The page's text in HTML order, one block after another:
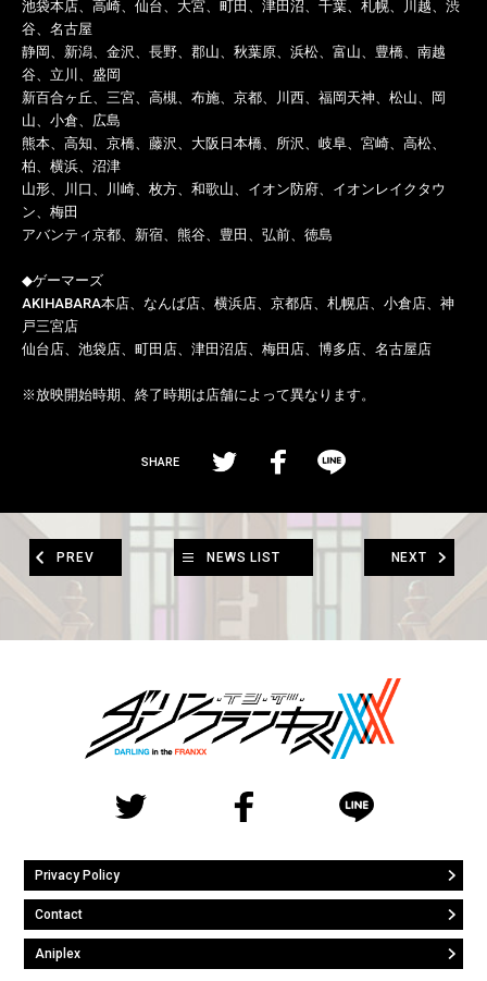
池袋本店、高崎、仙台、大宮、町田、津田沼、千葉、札幌、川越、渋
谷、名古屋
静岡、新潟、金沢、長野、郡山、秋葉原、浜松、富山、豊橋、南越
谷、立川、盛岡
新百合ヶ丘、三宮、高槻、布施、京都、川西、福岡天神、松山、岡
山、小倉、広島
熊本、高知、京橋、藤沢、大阪日本橋、所沢、岐阜、宮崎、高松、
柏、横浜、沼津
山形、川口、川崎、枚方、和歌山、イオン防府、イオンレイクタウ
ン、梅田
アバンティ京都、新宿、熊谷、豊田、弘前、徳島
◆ゲーマーズ
AKIHABARA本店、なんば店、横浜店、京都店、札幌店、小倉店、神
戸三宮店
仙台店、池袋店、町田店、津田沼店、梅田店、博多店、名古屋店
※放映開始時期、終了時期は店舗によって異なります。
SHARE
PREV NEWS LIST NEXT
Privacy Policy
Contact
Aniplex